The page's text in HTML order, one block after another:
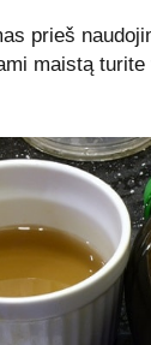
prieš
maistą